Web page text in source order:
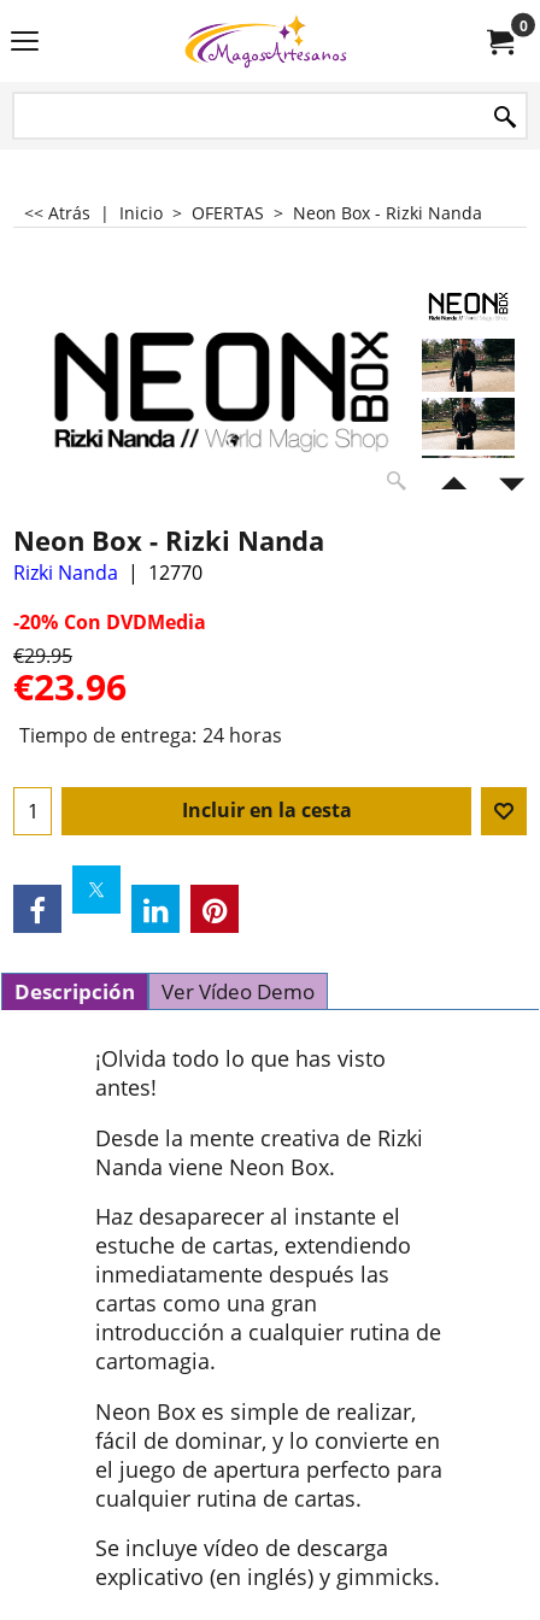
0
<< Atrás | Inicio > OFERTAS > Neon Box - Rizki Nanda
Neon Box - Rizki Nanda
Rizki Nanda
12770
-20% Con DVDMedia
€29.95
€23.96
Tiempo de entrega: 24 horas
Incluir en la cesta
Descripción Ver Vídeo Demo
¡Olvida todo lo que has visto
antes!
Desde la mente creativa de Rizki
Nanda viene Neon Box.
Haz desaparecer al instante el
estuche de cartas, extendiendo
inmediatamente después las
cartas como una gran
introducción a cualquier rutina de
cartomagia.
Neon Box es simple de realizar,
fácil de dominar, y lo convierte en
el juego de apertura perfecto para
cualquier rutina de cartas.
Se incluye vídeo de descarga
explicativo (en inglés) y gimmicks.